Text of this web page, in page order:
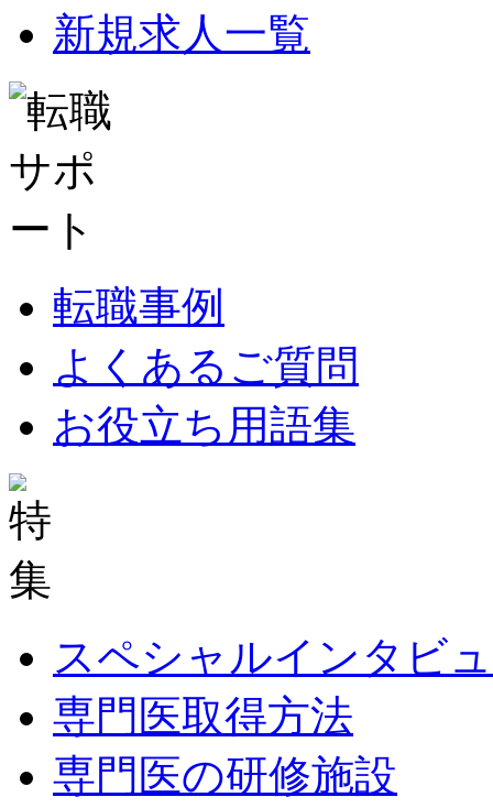
新規求人一覧
転職事例
よくあるご質問
お役立ち用語集
スペシャルインタビ
専門医取得方法
専門医の研修施設